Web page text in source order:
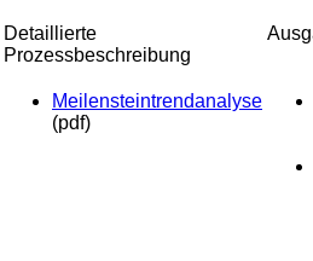
Detaillierte
Prozessbeschreibung
Meilensteintrendanalyse
(pdf)